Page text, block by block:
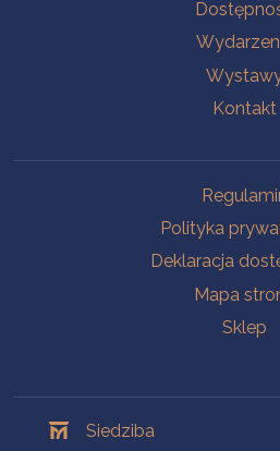
Kontakt
Polityka
Deklaracja
Mapa
Sklep
Siedziba